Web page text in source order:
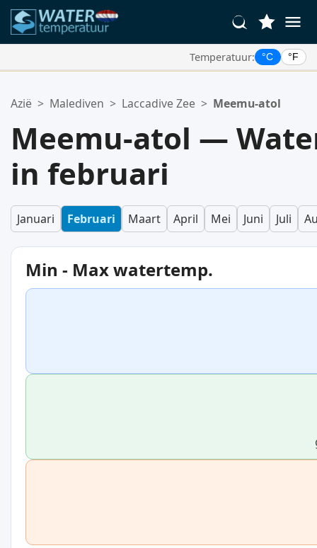
Temperatuur: °C °F
Uw favorietenlijst is leeg.
Azië > Malediven > Laccadive Zee > Meemu-atol
Meemu-atol —
in februari
Januari Februari Maart April Mei Juni Juli
Min - Max watertemp.